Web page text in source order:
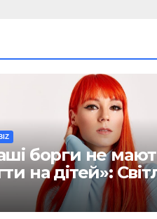
борги не
на дітей»:
хоче